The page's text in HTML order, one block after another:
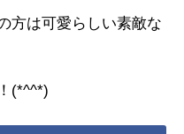
方は可愛らしい素敵な
(*^^*)